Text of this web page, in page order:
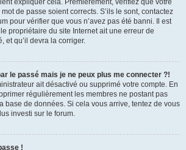
expliquer cela. Premièrement, vérifiez que votre
de passe soient corrects. S’ils le sont, contactez
pour vérifier que vous n’avez pas été banni. Il est
propriétaire du site Internet ait une erreur de
et qu’il devra la corriger.
le passé mais je ne peux plus me connecter ?!
ait désactivé ou supprimé votre compte. En
régulièrement les membres ne postant pas
base de données. Si cela vous arrive, tentez de vous
investi sur le forum.
!